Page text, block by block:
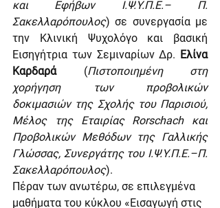
και Εφήβων Ι.Ψ.Υ.Π.Ε.– Π.
Σακελλαρόπουλος) σε συνεργασία με
την Κλινική Ψυχολόγο και βασική
Εισηγήτρια των Σεμιναρίων Δρ. Ελίνα
Καρδαρά (Πιστοποιημένη στη
χορήγηση των προβολικών
δοκιμασιών της Σχολής του Παρισιού,
Μέλος της Εταιρίας Rorschach και
Προβολικών Μεθόδων της Γαλλικής
Γλώσσας, Συνεργάτης του Ι.Ψ.Υ.Π.Ε.–Π.
Σακελλαρόπουλος).
Πέραν των ανωτέρω, σε επιλεγμένα
μαθήματα του κύκλου «Εισαγωγή στις